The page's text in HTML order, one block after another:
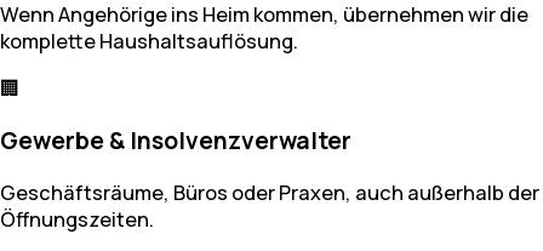
Wenn Angehörige ins Heim kommen, übernehmen wir die
komplette Haushaltsauflösung.
🏢
Gewerbe & Insolvenzverwalter
Geschäftsräume, Büros oder Praxen, auch außerhalb der
Öffnungszeiten.